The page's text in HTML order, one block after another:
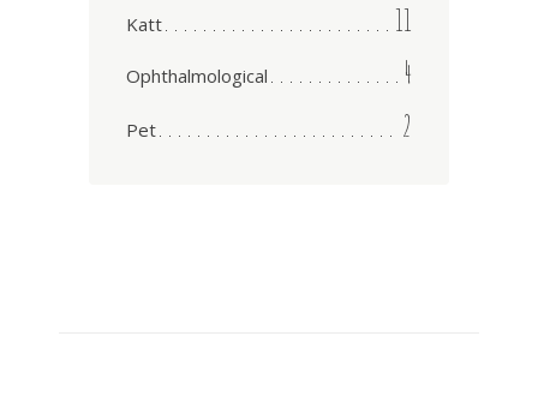
Katt 11
Ophthalmological 4
Pet 2